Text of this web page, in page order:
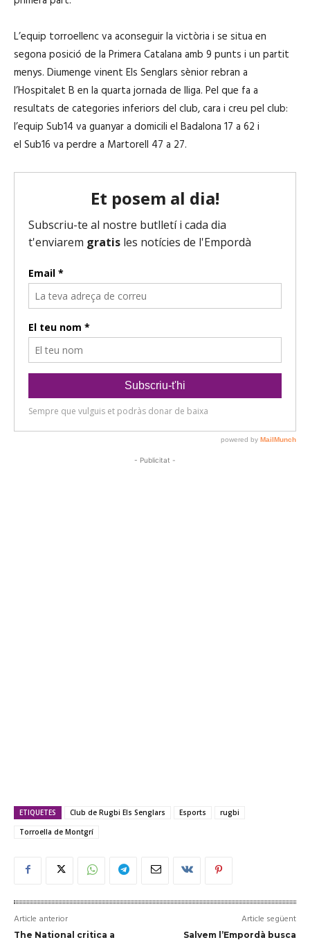
L’equip torroellenc va aconseguir la victòria i se situa en
segona posició de la Primera Catalana amb 9 punts i un partit
menys. Diumenge vinent Els Senglars sènior rebran a
l’Hospitalet B en la quarta jornada de lliga. Pel que fa a
resultats de categories inferiors del club, cara i creu pel club:
l’equip Sub14 va guanyar a domicili el Badalona 17 a 62 i
el Sub16 va perdre a Martorell 47 a 27.
- Publicitat -
ETIQUETES Club de Rugbi Els Senglars Esports
rugbi
Torroella de Montgrí
Article anterior
The National critica a
Article següent
Salvem l’Empordà busca